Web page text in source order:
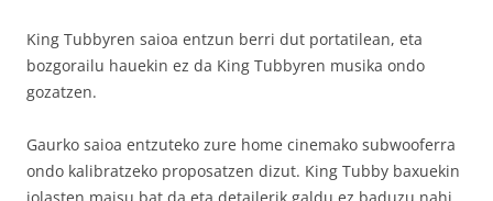
King Tubbyren saioa entzun berri dut portatilean, eta
bozgorailu hauekin ez da King Tubbyren musika ondo
gozatzen.
Gaurko saioa entzuteko zure home cinemako subwooferra
ondo kalibratzeko proposatzen dizut. King Tubby baxuekin